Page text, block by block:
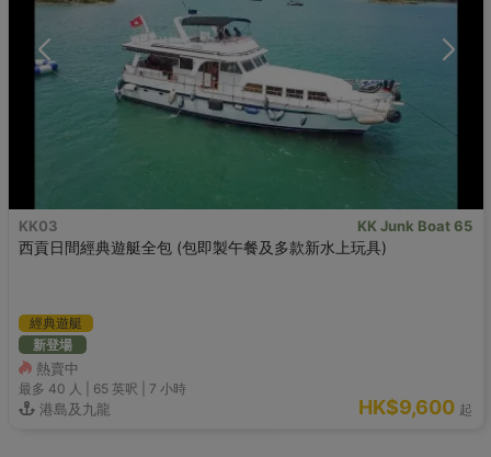
KK03 KK Junk Boat 65
西貢日間經典遊艇全包 (包即製午餐及多款新水上玩具)
經典遊艇
新登場
熱賣中
最多 40 人 | 65 英呎 7 小時
港島及九龍 HK$9,600 起